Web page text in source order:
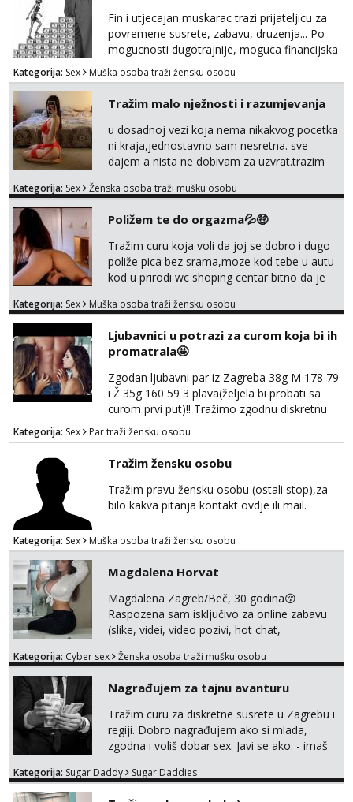
Fin i utjecajan muskarac trazi prijateljicu za
povremene susrete, zabavu, druzenja... Po
mogucnosti dugotrajnije, moguca financijska
potpora!
Kategorija: Sex Muška osoba traži žensku osobu
Tražim malo nježnosti i razumjevanja
u dosadnoj vezi koja nema nikakvog pocetka
ni kraja,jednostavno sam nesretna. sve
dajem a nista ne dobivam za uzvrat.trazim
trazim puno samo malo njeznosti i
poljupce po tijelu koji me jako
pale,obozavam kad muskarac preuzme
kontrolu . javi se :) Klikni na link ispod i nadji
me tamo, cekam te!
Kategorija: Sex Ženska osoba traži mušku osobu
Poližem te do orgazma💦🤑
Tražim curu koja voli da joj se dobro i dugo
poliže pica bez srama,moze kod tebe u autu
kod u prirodi wc shoping centar bitno da je
jer nisam solo. Zgodan sam i diskretan,sliku
za brz dogovor Kontakt 0958759047
Kategorija: Sex Muška osoba traži žensku osobu
Ljubavnici u potrazi za curom koja bi ih
promatrala🤩
Zgodan ljubavni par iz Zagreba 38g M 178 79
i Ž 35g 160 59 3 plava(željela bi probati sa
curom prvi put)!! Tražimo zgodnu diskretnu
curu koja bi nas promatrala dok imamo
žestok odnos. Može se pridruziti ali i ne
mora.Bitno da uzivamo diskretno anonimno
bez upoznavanja puno.Sliku mozemo
razmjeniti,ali najbolje uzivo se upoznati. Na
goo smo do 15.8 poslije tog mozemo se
Kategorija: Sex Par traži žensku osobu
Tražim žensku osobu
Tražim pravu žensku osobu (ostali stop),za
bilo kakva pitanja kontakt ovdje ili mail.
Kategorija: Sex Muška osoba traži žensku osobu
Magdalena Horvat
Magdalena Zagreb/Beč, 30 godina😚
Raspozena sam isključivo za online zabavu
(slike, videi, video pozivi, hot chat,
oglasu su MOJE❗ Instagram:
TELEGRAM: @MagdalenaMagy 👈
(ODGOVARAM JAKO BRZO TU I TU PISITE
AKO STE ZA ZABAVU)🔥 Moguće
verifkovanje prije zabave✅ JAVI MI SE I
ISPUNI SVOJE NAJVECE FANTAZIJE😈 CEKA...
Kategorija: Cyber sex Ženska osoba traži mušku osobu
Nagrađujem za tajnu avanturu
Tražim curu za diskretne susrete u Zagrebu i
regiji. Dobro nagrađujem ako si mlada,
zgodna i voliš dobar sex. Javi se ako: - imaš
kosu - se dobro ljubiš - si fleksibilna s
Kategorija: Sugar Daddy Sugar Daddies